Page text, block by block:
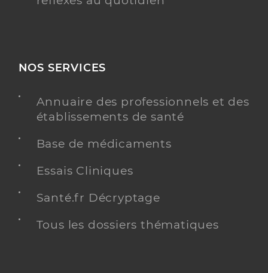
NOS SERVICES
Annuaire des professionnels et des
établissements de santé
Base de médicaments
Essais Cliniques
Santé.fr Décryptage
Tous les dossiers thématiques